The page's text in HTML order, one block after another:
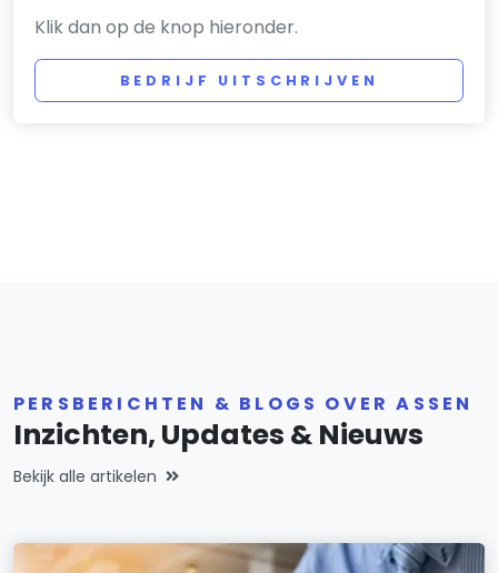
Klik dan op de knop hieronder.
BEDRIJF UITSCHRIJVEN
PERSBERICHTEN & BLOGS OVER ASSEN
Inzichten, Updates & Nieuws
Bekijk alle artikelen